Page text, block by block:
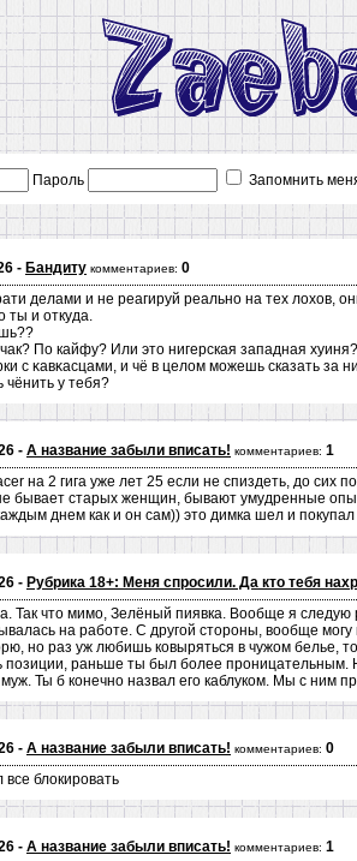
Пароль Запомнить
- Бандиту комментариев: 0
делами и не реагируй реально на тех лохов,
ты и откуда.
По кайфу? Или это нигерская западная хуиня?
с κавκасцами, и чё в целом можешь сказать
чёнить у тебя?
- А название забыли вписать! комментариев: 1
на 2 гига уже лет 25 если не спиздеть, до сих
бывает старых женщин, бывают умудренные
днем как и он сам)) это димка шел и
- Рубрика 18+: Меня спросили. Да кто тебя
Так что мимо, Зелёный пиявка. Вообще я
на работе. С другой стороны, вообще
но раз уж любишь ковыряться в чужом белье,
позиции, раньше ты был более проницательным.
Ты б конечно назвал его каблуком. Мы с ним
- А название забыли вписать! комментариев: 0
все блокировать
- А название забыли вписать! комментариев: 1